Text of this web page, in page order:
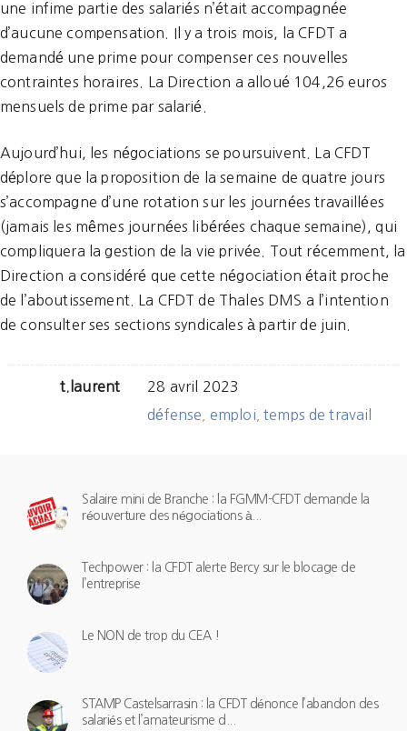
une infime partie des salariés n’était accompagnée
d’aucune compensation. Il y a trois mois, la CFDT a
demandé une prime pour compenser ces nouvelles
contraintes horaires. La Direction a alloué 104,26 euros
mensuels de prime par salarié.
Aujourd’hui, les négociations se poursuivent. La CFDT
déplore que la proposition de la semaine de quatre jours
s’accompagne d’une rotation sur les journées travaillées
(jamais les mêmes journées libérées chaque semaine), qui
compliquera la gestion de la vie privée. Tout récemment, la
Direction a considéré que cette négociation était proche
de l’aboutissement. La CFDT de Thales DMS a l’intention
de consulter ses sections syndicales à partir de juin.
t.laurent
28 avril 2023
défense
emploi ,temps de travail
Salaire mini de Branche : la FGMM-CFDT demande la
réouverture des négociations à...
Techpower : la CFDT alerte Bercy sur le blocage de
l’entreprise
Le NON de trop du CEA !
STAMP Castelsarrasin : la CFDT dénonce l’abandon des
salariés et l’amateurisme d...